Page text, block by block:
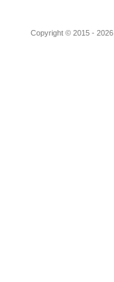
Copyright © 2015 - 2026